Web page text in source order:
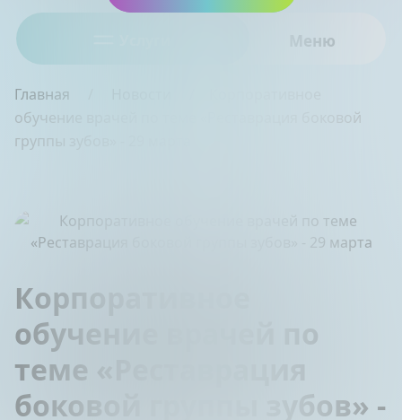
Меню
Главная
обучение врачей по теме «Реставрация боковой
группы зубов» - 29 марта
Корпоративное
обучение врачей по
теме «Реставрация
боковой группы зубов» -